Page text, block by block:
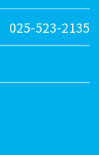
025-523-2135